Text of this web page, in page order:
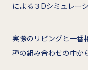
による３Dシミュレー
実際のリビングと一番
種の組み合わせの中か